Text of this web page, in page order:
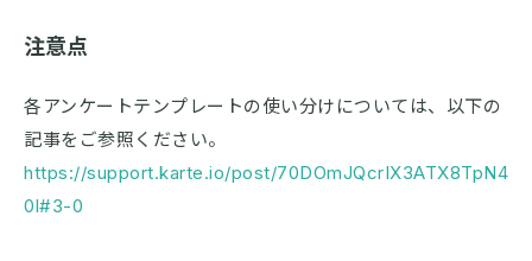
注意点
各アンケートテンプレートの使い分けについては、以下の
記事をご参照ください。
https://support.karte.io/post/70DOmJQcrIX3ATX8TpN4
0l#3-0